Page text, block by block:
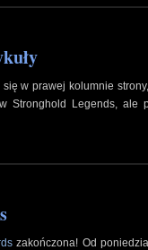
w prawej kolumnie
Stronghold Legends, ale
zakończona! Od